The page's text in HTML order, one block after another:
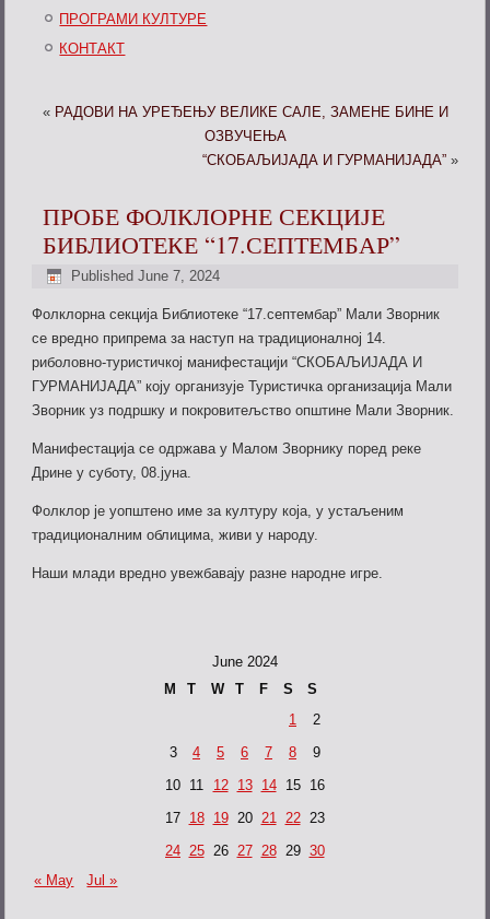
ПРОГРАМИ КУЛТУРЕ
КОНТАКТ
« РАДОВИ НА УРЕЂЕЊУ ВЕЛИКЕ САЛЕ, ЗАМЕНЕ БИНЕ И
ОЗВУЧЕЊА
“СКОБАЉИЈАДА И ГУРМАНИЈАДА”»
ПРОБЕ ФОЛКЛОРНЕ СЕКЦИЈЕ
БИБЛИОТЕКЕ “17.СЕПТЕМБАР”
Published June 7, 2024
Фолклорна секција Библиотеке “17.септембар” Мали Зворник
се вредно припрема за наступ на традиционалној 14.
риболовно-туристичкој манифестацији “СКОБАЉИЈАДА И
ГУРМАНИЈАДА” коју организује Туристичка организација Мали
Зворник уз подршку и покровитељство општине Мали Зворник.
Манифестација се одржава у Малом Зворнику поред реке
Дрине у суботу, 08.јуна.
Фолклор је уопштено име за културу која, у устаљеним
традиционалним облицима, живи у народу.
Наши млади вредно увежбавају разне народне игре.
June 2024
M
T W T F S
S
1
2
3
4 5 6 7 8
9
10 11 12 13 14 15
16
17 18 19 20 21 22 23
24 25 26 27 28 29 30
« May
Jul »